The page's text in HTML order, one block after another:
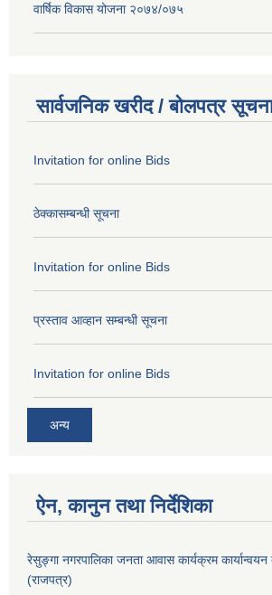
वार्षिक विकास योजना २०७४/०७५
सार्वजनिक खरीद / बोलपत्र
Invitation for online Bids
ठेक्कासम्बन्धी सूचना
Invitation for online Bids
प्रस्ताव आव्हान सम्बन्धी सूचना
Invitation for online Bids
अन्य
ऐन, कानुन तथा निर्देशिका
रेसुङ्गा नगरपालिका जनता आवास कार्यक्रम कार्यान्वयन
(राजपत्र)